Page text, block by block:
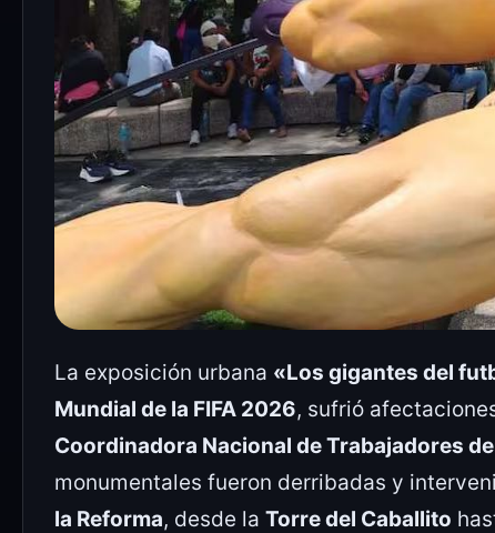
La exposición urbana «Los gigantes del
Mundial de la FIFA 2026, sufrió
Coordinadora Nacional de Trabajadores
monumentales fueron derribadas y
la Reforma, desde la Torre del Caballito